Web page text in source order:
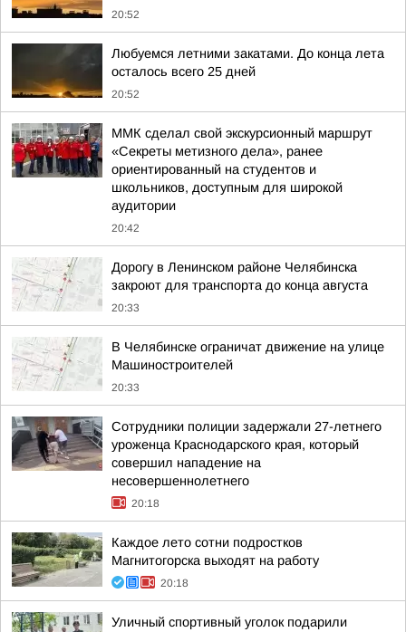
20:52
Любуемся летними закатами. До конца лета
осталось всего 25 дней
20:52
ММК сделал свой экскурсионный маршрут
«Секреты метизного дела», ранее
ориентированный на студентов и
школьников, доступным для широкой
аудитории
20:42
Дорогу в Ленинском районе Челябинска
закроют для транспорта до конца августа
20:33
В Челябинске ограничат движение на улице
Машиностроителей
20:33
Сотрудники полиции задержали 27-летнего
уроженца Краснодарского края, который
совершил нападение на
несовершеннолетнего
20:18
Каждое лето сотни подростков
Магнитогорска выходят на работу
20:18
Уличный спортивный уголок подарили